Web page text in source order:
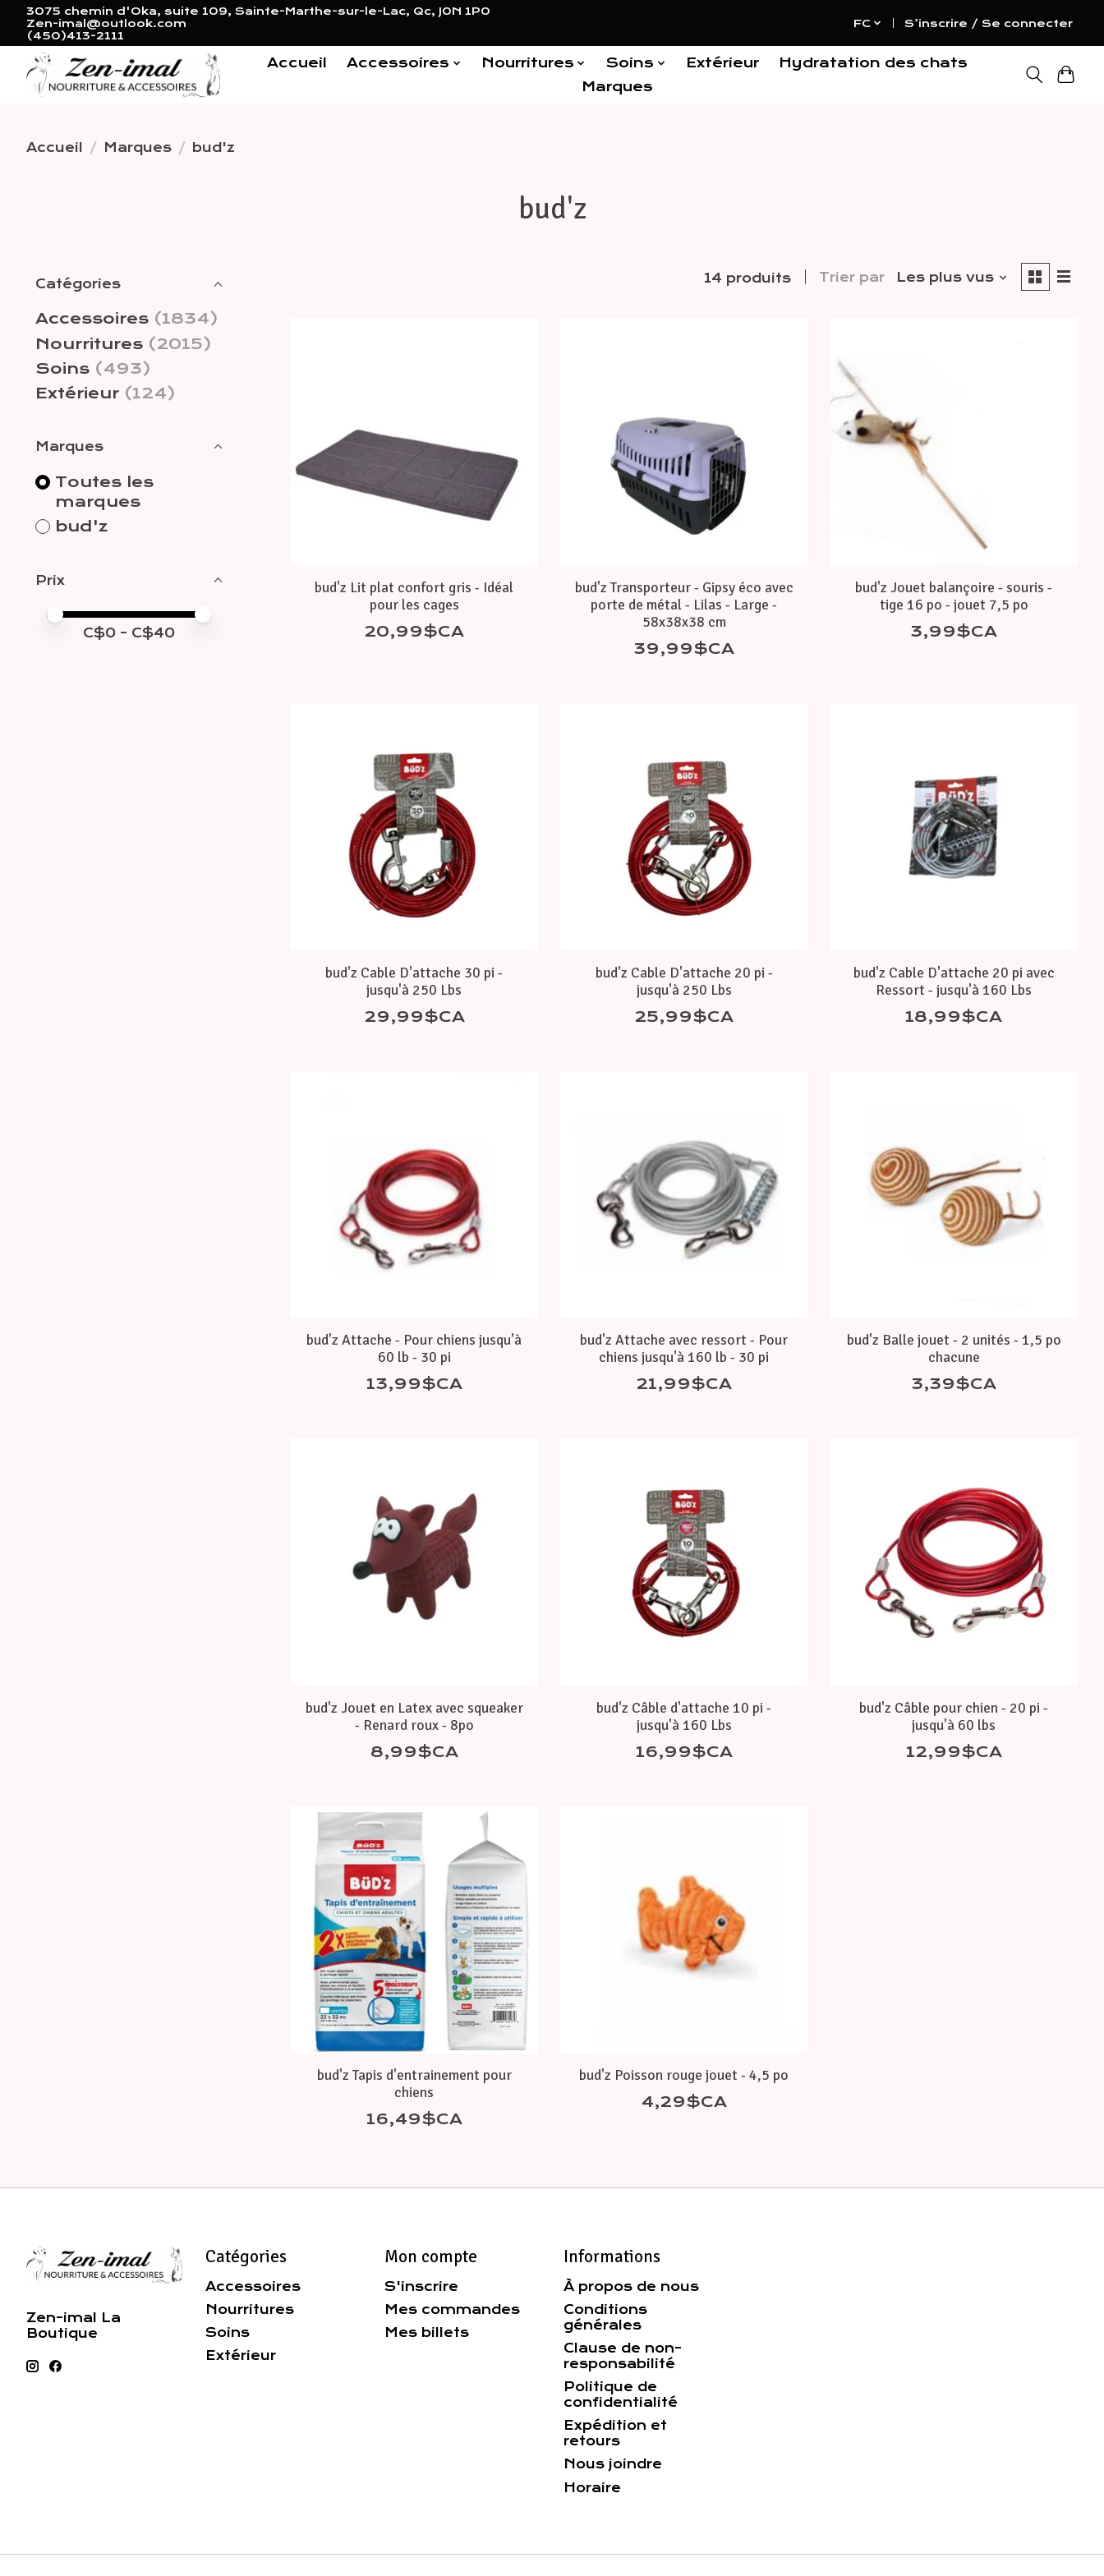
3075 chemin d'Oka, suite 109, Sainte-Marthe-sur-le-Lac, Qc, J0N 1P0
Zen-imal@outlook.com
(450)413-2111
FC S’inscrire / Se connecter
Accueil Accessoires Nourritures Soins Extérieur
Hydratation des chats
Marques
Accueil / Marques / bud'z
bud'z
Catégories
Accessoires (1834)
Nourritures (2015)
Soins (493)
Extérieur (124)
Marques
Toutes les
marques
bud'z
Prix
Prix minimum
Price maximum value
C$0 - C$40
14 produits Trier par Les plus vus
bud'z Lit plat confort gris - Idéal
pour les cages
20,99$CA
bud'z Transporteur - Gipsy éco avec
porte de métal - Lilas - Large -
58x38x38 cm
39,99$CA
bud'z Jouet balançoire - souris -
tige 16 po - jouet 7,5 po
3,99$CA
bud'z Cable D'attache 30 pi -
jusqu'à 250 Lbs
29,99$CA
bud'z Cable D'attache 20 pi -
jusqu'à 250 Lbs
25,99$CA
bud'z Cable D'attache 20 pi avec
Ressort - jusqu'à 160 Lbs
18,99$CA
bud'z Attache - Pour chiens jusqu'à
60 lb - 30 pi
13,99$CA
bud'z Attache avec ressort - Pour
chiens jusqu'à 160 lb - 30 pi
21,99$CA
bud'z Balle jouet - 2 unités - 1,5 po
chacune
3,39$CA
bud'z Jouet en Latex avec squeaker
- Renard roux - 8po
8,99$CA
bud'z Câble d'attache 10 pi -
jusqu'à 160 Lbs
16,99$CA
bud'z Câble pour chien - 20 pi -
jusqu'à 60 lbs
12,99$CA
bud'z Tapis d'entrainement pour
chiens
16,49$CA
bud'z Poisson rouge jouet - 4,5 po
4,29$CA
Zen-imal La
Boutique
Catégories
Accessoires
Nourritures
Soins
Extérieur
Mon compte
S'inscrire
Mes commandes
Mes billets
Informations
À propos de nous
Conditions
générales
Clause de non-
responsabilité
Politique de
confidentialité
Expédition et
retours
Nous joindre
Horaire